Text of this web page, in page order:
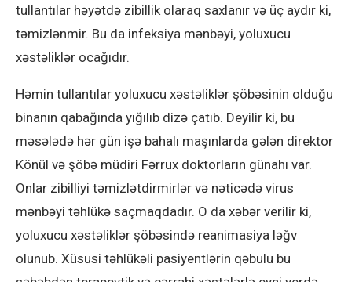
tullantılar həyətdə zibillik olaraq saxlanır və üç aydır ki,
təmizlənmir. Bu da infeksiya mənbəyi, yoluxucu
xəstəliklər ocağıdır.
Həmin tullantılar yoluxucu xəstəliklər şöbəsinin olduğu
binanın qabağında yığılıb dizə çatıb. Deyilir ki, bu
məsələdə hər gün işə bahalı maşınlarda gələn direktor
Könül və şöbə müdiri Fərrux doktorların günahı var.
Onlar zibilliyi təmizlətdirmirlər və nəticədə virus
mənbəyi təhlükə saçmaqdadır. O da xəbər verilir ki,
yoluxucu xəstəliklər şöbəsində reanimasiya ləğv
olunub. Xüsusi təhlükəli pasiyentlərin qəbulu bu